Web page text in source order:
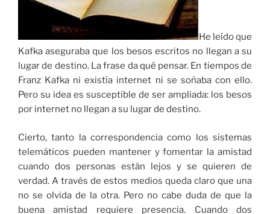
He leído que
Kafka aseguraba que los besos escritos no llegan a su
lugar de destino. La frase da qué pensar. En tiempos de
Franz Kafka ni existía internet ni se soñaba con ello.
Pero su idea es susceptible de ser ampliada: los besos
por internet no llegan a su lugar de destino.
Cierto, tanto la correspondencia como los sistemas
telemáticos pueden mantener y fomentar la amistad
cuando dos personas están lejos y se quieren de
verdad. A través de estos medios queda claro que una
no se olvida de la otra. Pero no cabe duda de que la
buena amistad requiere presencia. Cuando dos